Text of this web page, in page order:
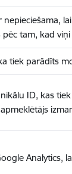
nepieciešama,
tam, kad
tiek parādīts
ID, kas
Analytics,